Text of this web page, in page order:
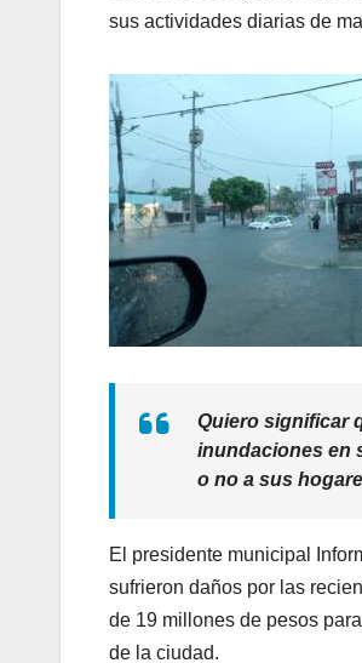
sus actividades diarias de
Quiero significar
inundaciones en
o no a sus
El presidente municipal
sufrieron daños por las
de 19 millones de pesos
de la ciudad.